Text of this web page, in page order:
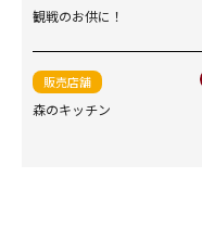
観戦のお供に！
販売店舗
森のキッチン